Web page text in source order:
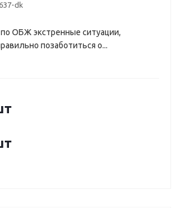
dk
по ОБЖ экстренные ситуации,
позаботиться о...